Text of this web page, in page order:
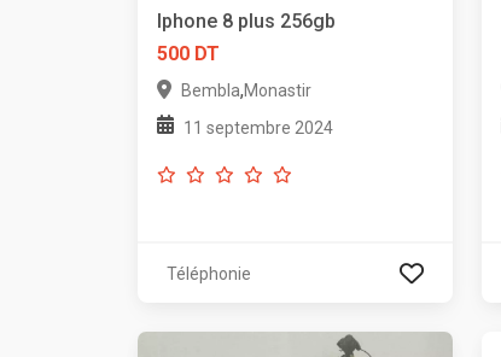
Iphone 8 plus 256gb
500 DT
Bembla,Monastir
11 septembre 2024
Téléphonie